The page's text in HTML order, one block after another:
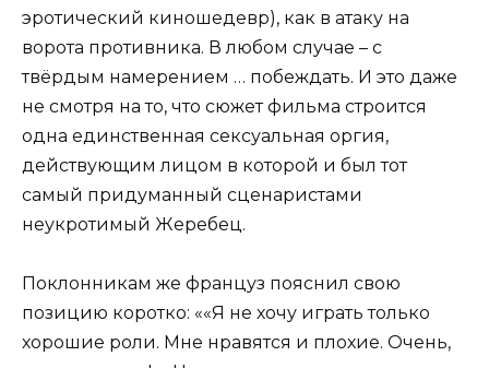
эротический киношедевр), как в атаку на
ворота противника. В любом случае – с
твёрдым намерением … побеждать. И это даже
не смотря на то, что сюжет фильма строится
одна единственная сексуальная оргия,
действующим лицом в которой и был тот
самый придуманный сценаристами
неукротимый Жеребец.
Поклонникам же француз пояснил свою
позицию коротко: ««Я не хочу играть только
хорошие роли. Мне нравятся и плохие. Очень,